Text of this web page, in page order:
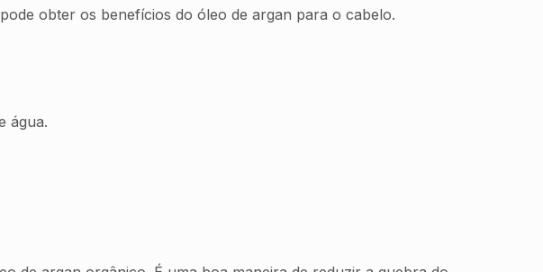
obter os benefícios do óleo de argan para o cabelo.
água.